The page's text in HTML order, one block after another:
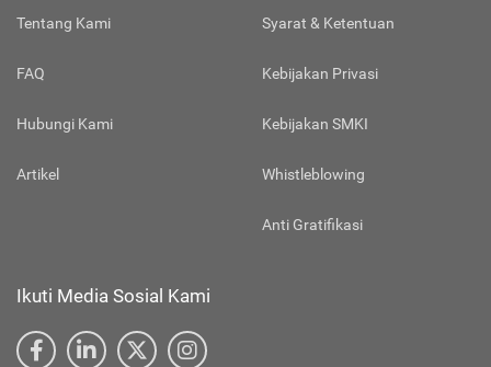
Tentang Kami
FAQ
Hubungi Kami
Artikel
Syarat & Ketentuan
Kebijakan Privasi
Kebijakan SMKI
Whistleblowing
Anti Gratifikasi
Ikuti Media Sosial Kami